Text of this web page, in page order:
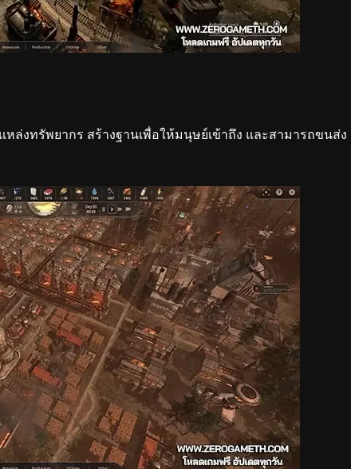
งทรัพยากร สร้างฐานเพื่อให้มนุษย์เข้าถึง และสามารถขนส่ง